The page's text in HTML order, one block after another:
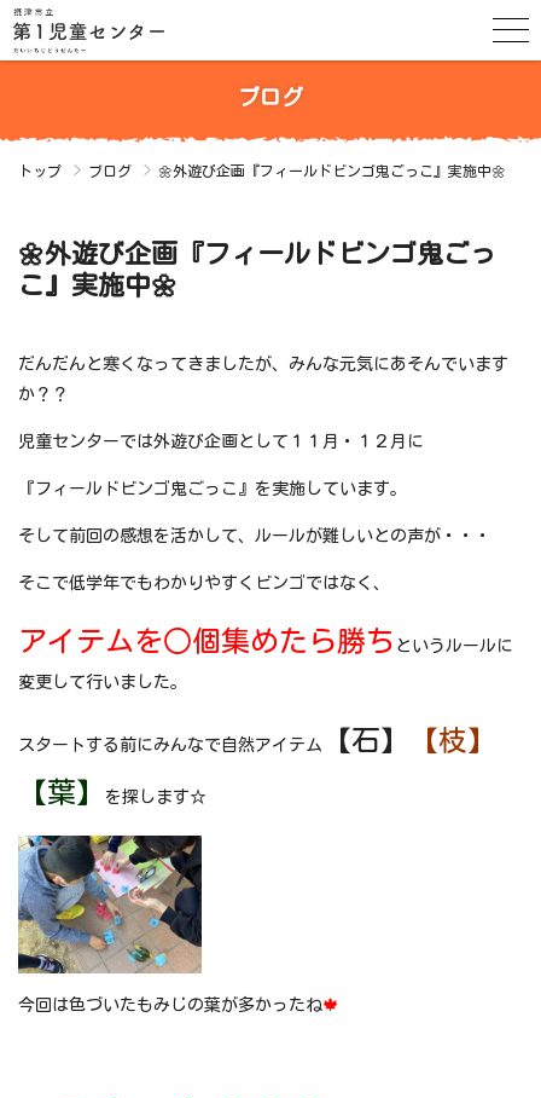
ブログ
トップ ブログ 🌼外遊び企画『フィールドビンゴ鬼ごっこ』実施中🌼
🌼外遊び企画『フィールドビンゴ鬼ごっ
こ』実施中🌼
だんだんと寒くなってきましたが、みんな元気にあそんでいます
か？？
児童センターでは外遊び企画として１１月・１２月に
『フィールドビンゴ鬼ごっこ』を実施しています。
そして前回の感想を活かして、ルールが難しいとの声が・・・
そこで低学年でもわかりやすくビンゴではなく、
アイテムを○個集めたら勝ち というルールに
変更して行いました。
スタートする前にみんなで自然アイテム 【石】
【枝】
【葉】
を探します☆
今回は色づいたもみじの葉が多かったね🍁